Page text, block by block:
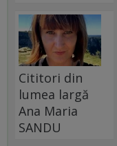
Cititori din
lumea largă
Ana Maria
SANDU